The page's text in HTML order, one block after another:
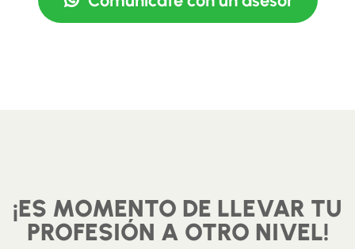
¡ES MOMENTO DE LLEVAR TU
PROFESIÓN A OTRO NIVEL!